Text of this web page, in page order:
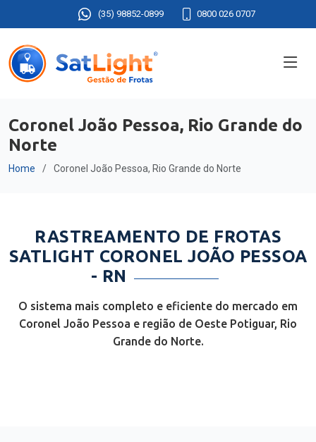
(35) 98852-0899 0800 026 0707
Coronel João Pessoa, Rio Grande do
Norte
Home Coronel João Pessoa, Rio Grande do Norte
RASTREAMENTO DE FROTAS
SATLIGHT CORONEL JOÃO PESSOA
- RN
O sistema mais completo e eficiente do mercado em
Coronel João Pessoa e região de Oeste Potiguar, Rio
Grande do Norte.